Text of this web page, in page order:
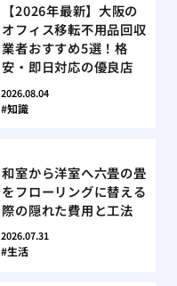
【2026年最新】大阪の
オフィス移転不用品回収
業者おすすめ5選！格
安・即日対応の優良店
2026.08.04
知識
和室から洋室へ六畳の畳
をフローリングに替える
際の隠れた費用と工法
2026.07.31
生活